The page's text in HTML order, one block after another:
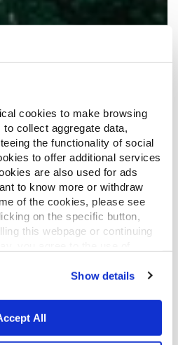
cookies to make browsing
collect aggregate data,
the functionality of social
to offer additional services
are also used for ads
to know more or withdraw
of the cookies, please see
on the specific button,
this webpage or continuing
Show details
All